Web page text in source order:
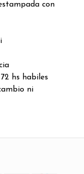
con
hs habiles
ni